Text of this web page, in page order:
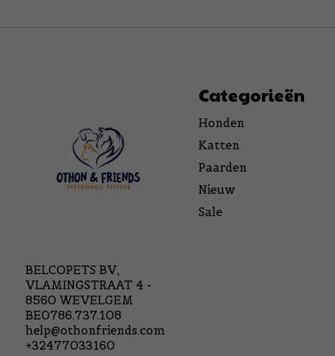
BELCOPETS BV,
VLAMINGSTRAAT 4 -
8560 WEVELGEM
BE0786.737.108
help@othonfriends.com
+32477033160
Categorieën
Honden
Katten
Paarden
Nieuw
Sale